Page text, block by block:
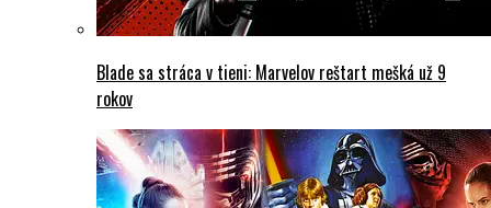
Blade sa stráca v tieni: Marvelov reštart mešká už 9
rokov